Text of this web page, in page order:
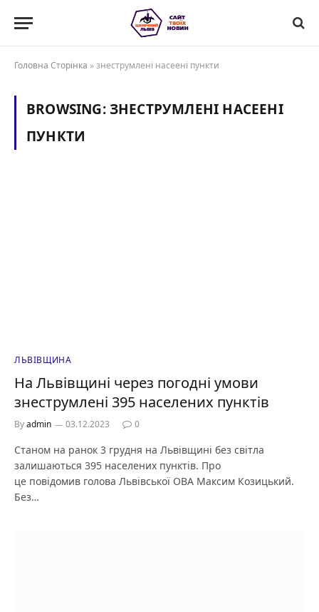
Головна Сторінка »знеструмлені насеені пункти
BROWSING: ЗНЕСТРУМЛЕНІ НАСЕЕНІ
ПУНКТИ
ЛЬВІВЩИНА
На Львівщині через погодні умови
знеструмлені 395 населених пунктів
Byadmin 03.12.2023 0
Станом на ранок 3 грудня на Львівщині без світла
залишаються 395 населених пунктів. Про
це повідомив голова Львівської ОВА Максим Козицький.
Без…